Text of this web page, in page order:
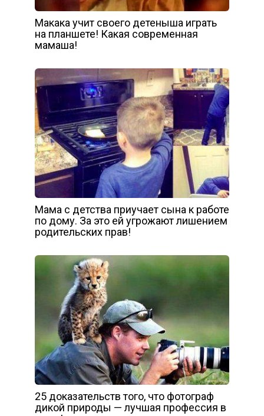
Макака учит своего детеныша играть
на планшете! Какая современная
мамаша!
Мама с детства приучает сына к работе
по дому. За это ей угрожают лишением
родительских прав!
25 доказательств того, что фотограф
дикой природы — лучшая профессия в